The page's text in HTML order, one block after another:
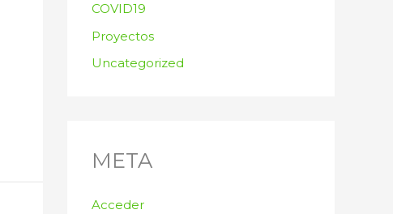
COVID19
Proyectos
Uncategorized
META
Acceder